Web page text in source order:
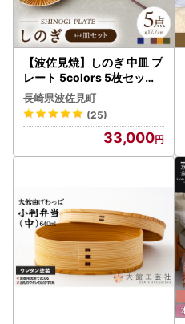
【波佐見焼】しのぎ 中皿 プ
レート 5colors 5枚セット
食器 プレート 皿 中皿 プレ
ート 波佐見焼 【一龍陶苑】
[CC18] 波佐見焼
長崎県波佐見町
(25)
33,000